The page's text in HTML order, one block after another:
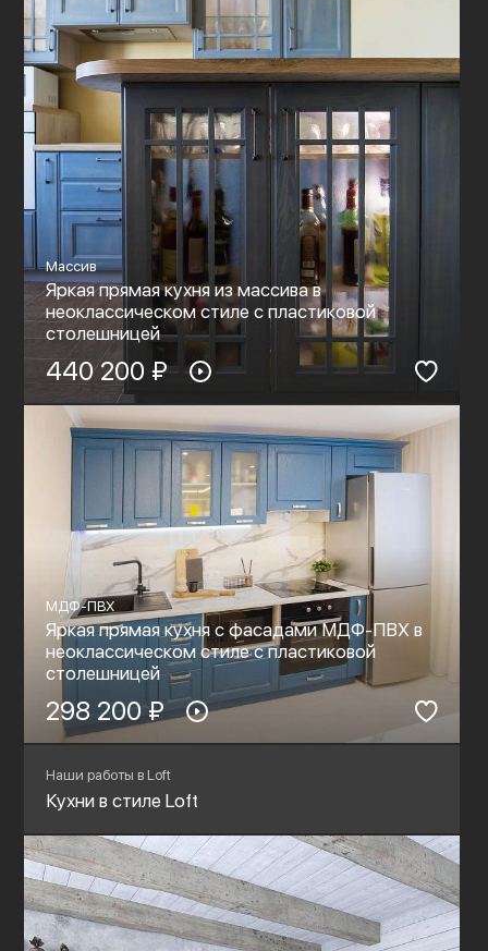
Массив
Яркая прямая кухня из массива в
неоклассическом стиле с пластиковой
столешницей
440 200 ₽
МДФ-ПВХ
Яркая прямая кухня с фасадами МДФ-ПВХ в
неоклассическом стиле с пластиковой
столешницей
298 200 ₽
Наши работы в Loft
Кухни в стиле Loft